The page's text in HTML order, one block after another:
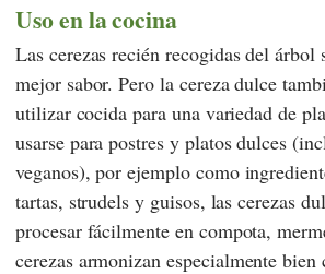
Uso en la cocina
Las cerezas recién recogidas del árbol
mejor sabor. Pero la cereza dulce
utilizar cocida para una variedad de
usarse para postres y platos dulces
veganos), por ejemplo como
tartas, strudels y guisos, las cerezas
procesar fácilmente en compota,
cerezas armonizan especialmente bien